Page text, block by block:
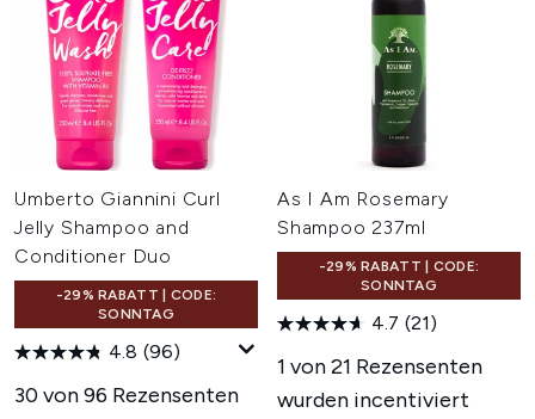
Umberto Giannini Curl
Jelly Shampoo and
Conditioner Duo
-29% RABATT | CODE:
SONNTAG
4.8 (96)
30 von 96 Rezensenten
As I Am Rosemary
Shampoo 237ml
-29% RABATT | CODE:
SONNTAG
4.7 (21)
1 von 21 Rezensenten
wurden incentiviert